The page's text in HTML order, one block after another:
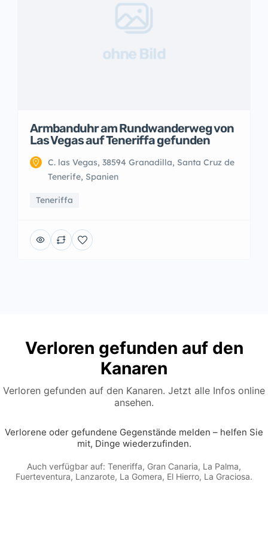
ohne Bild
Armbanduhr am Rundwanderweg von
Las Vegas auf Teneriffa gefunden
C. las Vegas, 38594 Granadilla, Santa Cruz de
Tenerife, Spanien
Teneriffa
Verloren gefunden auf den
Kanaren
Verloren gefunden auf den Kanaren. Jetzt alle Infos online
ansehen.
Verlorene oder gefundene Gegenstände melden – helfen Sie
mit, Dinge wiederzufinden.
Auch verfügbar auf: Teneriffa, Gran Canaria, La Palma,
Fuerteventura, Lanzarote, La Gomera, El Hierro, La Graciosa.